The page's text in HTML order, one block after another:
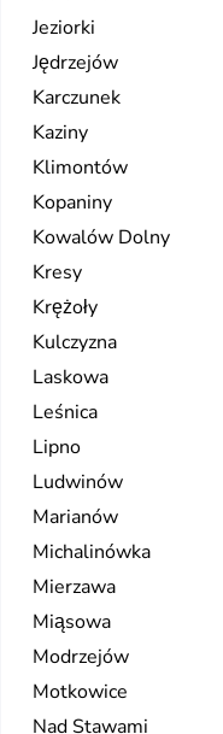
Jeziorki
Jędrzejów
Karczunek
Kaziny
Klimontów
Kopaniny
Kowalów Dolny
Kresy
Krężoły
Kulczyzna
Laskowa
Leśnica
Lipno
Ludwinów
Marianów
Michalinówka
Mierzawa
Miąsowa
Modrzejów
Motkowice
Nad Stawami